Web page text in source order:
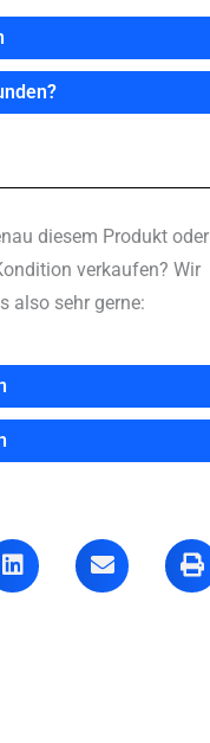
diesem Produkt oder
verkaufen? Wir
also sehr gerne: